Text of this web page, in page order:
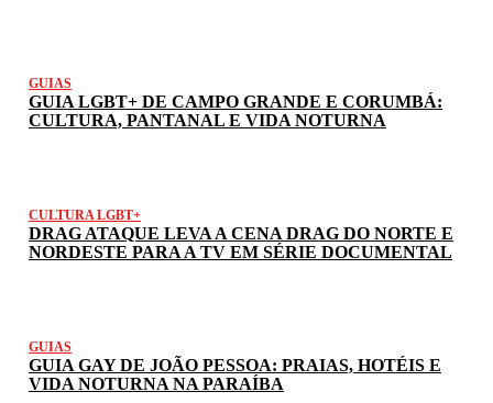
GUIAS
GUIA LGBT+ DE CAMPO GRANDE E CORUMBÁ:
CULTURA, PANTANAL E VIDA NOTURNA
CULTURA LGBT+
DRAG ATAQUE LEVA A CENA DRAG DO NORTE E
NORDESTE PARA A TV EM SÉRIE DOCUMENTAL
GUIAS
GUIA GAY DE JOÃO PESSOA: PRAIAS, HOTÉIS E
VIDA NOTURNA NA PARAÍBA